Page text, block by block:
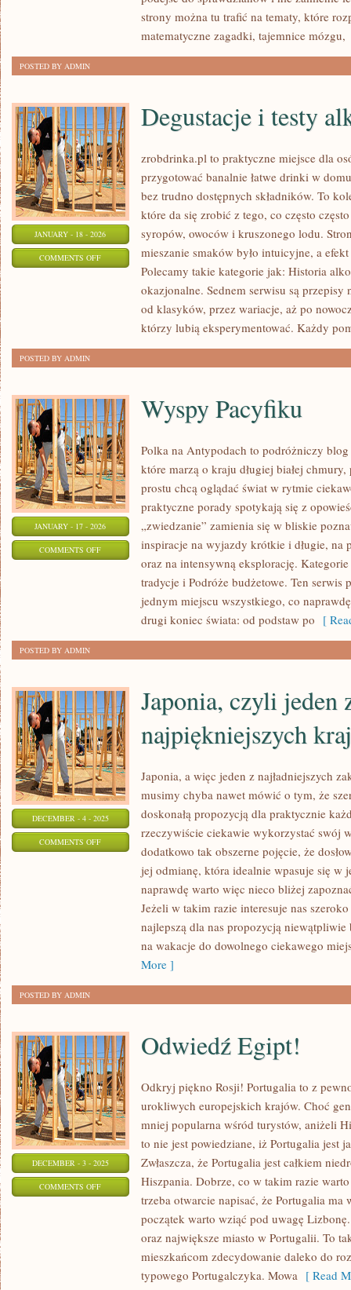
CHEMICZNE
strony można tu trafić na tematy, które
matematyczne zagadki, tajemnice mózgu,
POSTED BY ADMIN
JANUARY - 18 - 2026
COMMENTS OFFON
DEGUSTACJE
Degustacje i testy
zrobdrinka.pl to praktyczne miejsce dla
przygotować banalnie łatwe drinki w
bez trudno dostępnych składników. To
które da się zrobić z tego, co często
syropów, owoców i kruszonego lodu.
mieszanie smaków było intuicyjne, a
Polecamy takie kategorie jak: Historia
okazjonalne. Sednem serwisu są
od klasyków, przez wariacje, aż po
którzy lubią eksperymentować. Każdy
POSTED BY ADMIN
JANUARY - 17 - 2026
COMMENTS OFFON
Wyspy Pacyfiku
Polka na Antypodach to podróżniczy
które marzą o kraju długiej białej
prostu chcą oglądać świat w rytmie
praktyczne porady spotykają się z
„zwiedzanie” zamienia się w bliskie
inspiracje na wyjazdy krótkie i długie, na
oraz na intensywną eksplorację.
tradycje i Podróże budżetowe. Ten serwis
jednym miejscu wszystkiego, co
drugi koniec świata: od podstaw po [
POSTED BY ADMIN
DECEMBER - 4 - 2025
COMMENTS OFFON
Japonia, czyli jeden
najpiękniejszych
Japonia, a więc jeden z najładniejszych
musimy chyba nawet mówić o tym, że
doskonałą propozycją dla praktycznie
rzeczywiście ciekawie wykorzystać swój
dodatkowo tak obszerne pojęcie, że
jej odmianę, która idealnie wpasuje się w
naprawdę warto więc nieco bliżej
Jeżeli w takim razie interesuje nas
najlepszą dla nas propozycją
na wakacje do dowolnego ciekawego
More ]
POSTED BY ADMIN
DECEMBER - 3 - 2025
COMMENTS OFFON
Odwiedź Egipt!
Odkryj piękno Rosji! Portugalia to z
urokliwych europejskich krajów. Choć
mniej popularna wśród turystów, aniżeli
to nie jest powiedziane, iż Portugalia jest
Zwłaszcza, że Portugalia jest całkiem
Hiszpania. Dobrze, co w takim razie
trzeba otwarcie napisać, że Portugalia
początek warto wziąć pod uwagę
oraz największe miasto w Portugalii. To
mieszkańcom zdecydowanie daleko do
typowego Portugalczyka. Mowa [ Read